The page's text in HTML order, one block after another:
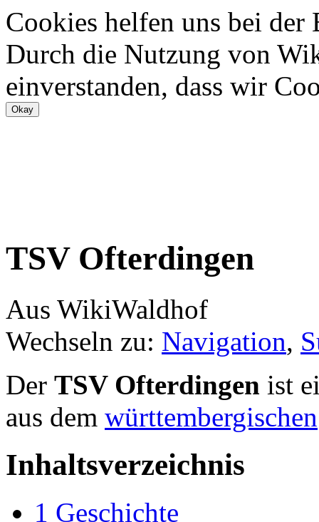
Cookies helfen uns bei
Durch die Nutzung von
einverstanden, dass wir
TSV Ofterdingen
Aus WikiWaldhof
Wechseln zu: Navigation,
Der TSV Ofterdingen ist
aus dem württembergischen
Inhaltsverzeichnis
1 Geschichte